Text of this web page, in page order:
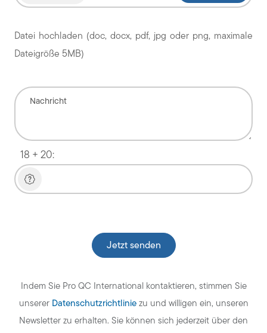
Datei hochladen (doc, docx, pdf, jpg oder png, maximale
Dateigröße 5MB)
18 + 20:
Indem Sie Pro QC International kontaktieren, stimmen Sie
unserer Datenschutzrichtliniezu und willigen ein, unseren
Newsletter zu erhalten. Sie können sich jederzeit über den